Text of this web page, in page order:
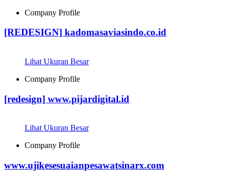
Company Profile
[REDESIGN] kadomasaviasindo.co.id
Lihat Ukuran Besar
Company Profile
[redesign] www.pijardigital.id
Lihat Ukuran Besar
Company Profile
www.ujikesesuaianpesawatsinarx.com